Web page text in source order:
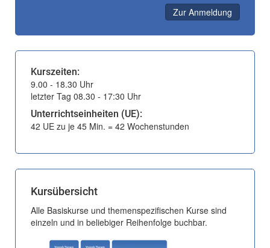
Zur Anmeldung
Kurszeiten:
9.00 - 18.30 Uhr
letzter Tag 08.30 - 17:30 Uhr
Unterrichtseinheiten (UE):
42 UE zu je 45 Min. = 42 Wochenstunden
Kursübersicht
Alle Basiskurse und themenspezifischen Kurse sind
einzeln und in beliebiger Reihenfolge buchbar.